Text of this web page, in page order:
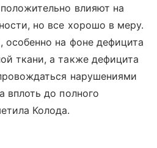
влияют на
но все хорошо в меру.
особенно на фоне дефицита
ткани, а также дефицита
нарушениями
вплоть до полного
Колода.